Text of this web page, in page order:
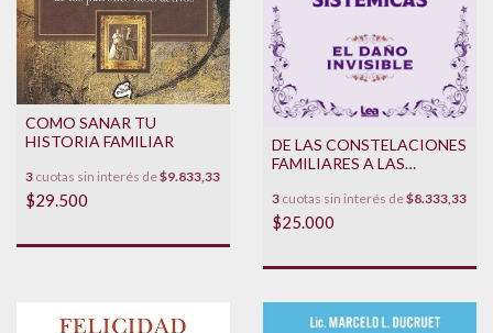
COMO SANAR TU
HISTORIA FAMILIAR
3 cuotas sin interés de$9.833,33
$29.500
DE LAS CONSTELACIONES
FAMILIARES A LAS
SISTEMICAS
3 cuotas sin interés de$8.333,33
$25.000